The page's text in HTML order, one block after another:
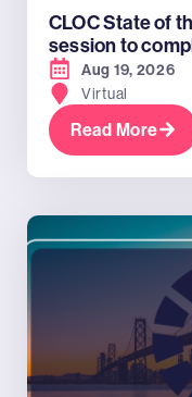
CLOC State of
session to
Aug 19, 2026
Virtual
Read More